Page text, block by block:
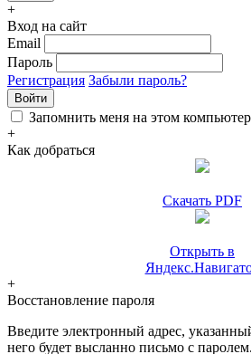
+
Вход на сайт
Email
Пароль
Регистрация Забыли пароль?
Войти
Запомнить меня на этом
+
Как добраться
Скачать PDF
Открыть в
+
Восстановление пароля
Введите электронный адрес,
него будет высланно письмо с паролем.